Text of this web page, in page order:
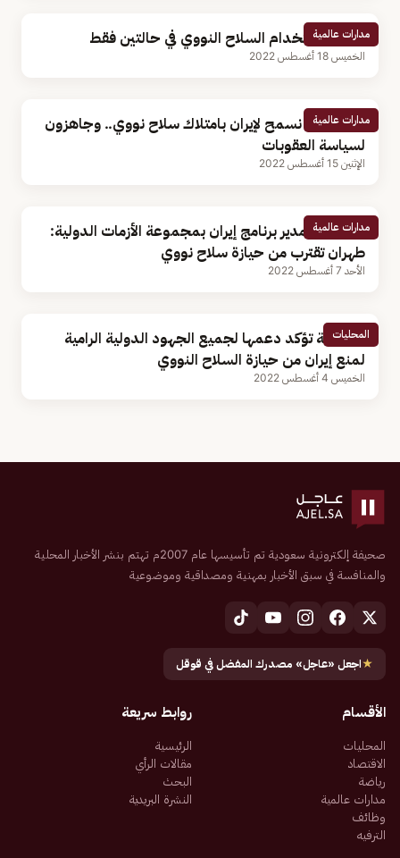
مدارات عالمية
روسيا: استخدام السلاح النووي في حالتين فقط
الخميس 18 أغسطس 2022
مدارات عالمية
أمريكا: لن نسمح لإيران بامتلاك سلاح نووي.. وجاهزون
لسياسة العقوبات
الإثنين 15 أغسطس 2022
مدارات عالمية
بالفيديو.. مدير برنامج إيران بمجموعة الأزمات الدولية:
طهران تقترب من حيازة سلاح نووي
الأحد 7 أغسطس 2022
المحليات
المملكة تؤكد دعمها لجميع الجهود الدولية الرامية
لمنع إيران من حيازة السلاح النووي
الخميس 4 أغسطس 2022
صحيفة إلكترونية سعودية تم تأسيسها عام 2007م تهتم بنشر الأخبار المحلية
والمنافسة في سبق الأخبار بمهنية ومصداقية وموضوعية
★اجعل «عاجل» مصدرك المفضل في قوقل
الأقسام
المحليات
الاقتصاد
رياضة
مدارات عالمية
وظائف
الترفيه
روابط سريعة
الرئيسية
مقالات الرأي
البحث
النشرة البريدية